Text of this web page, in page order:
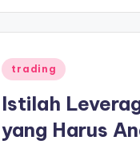
Posted
trading
Istilah
yang Harus